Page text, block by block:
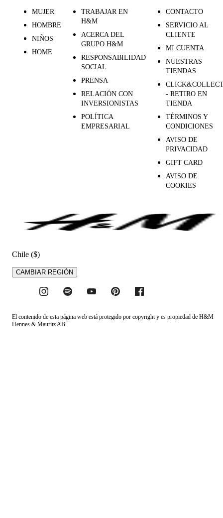
MUJER
HOMBRE
NIÑOS
HOME
TRABAJAR EN
H&M
ACERCA DEL
GRUPO H&M
RESPONSABILIDAD
SOCIAL
PRENSA
RELACIÓN CON
INVERSIONISTAS
POLÍTICA
EMPRESARIAL
CONTACTO
SERVICIO AL
CLIENTE
MI CUENTA
NUESTRAS
TIENDAS
- RETIRO EN
TIENDA
TÉRMINOS Y
CONDICIONES
AVISO DE
PRIVACIDAD
GIFT CARD
AVISO DE
COOKIES
Chile ($)
CAMBIAR REGIÓN
El contenido de esta página web está protegido por copyright y es propiedad de H&M
Hennes & Mauritz AB.